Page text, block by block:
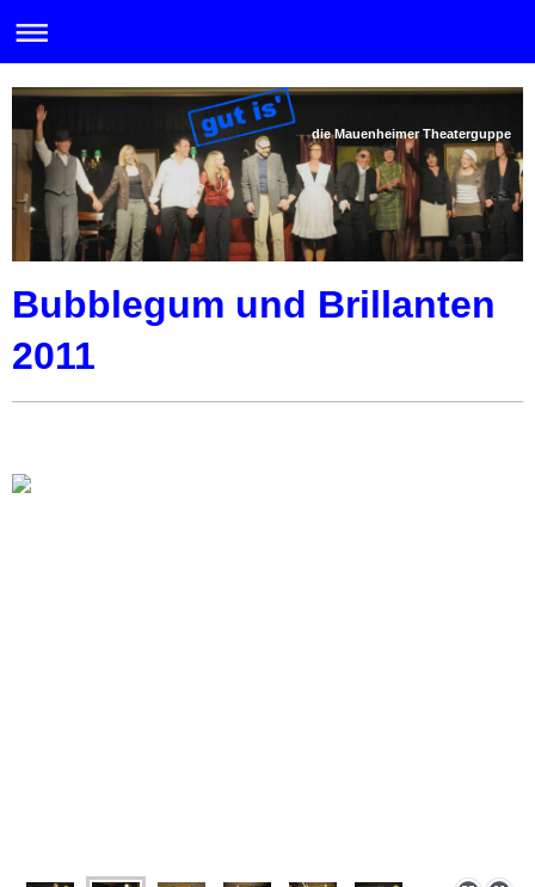
die Mauenheimer Theaterguppe
Bubblegum und Brillanten
2011